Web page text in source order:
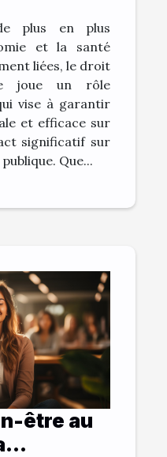
plus en plus
et la santé
liées, le droit
joue un rôle
vise à garantir
et efficace sur
significatif sur
Que...
être au